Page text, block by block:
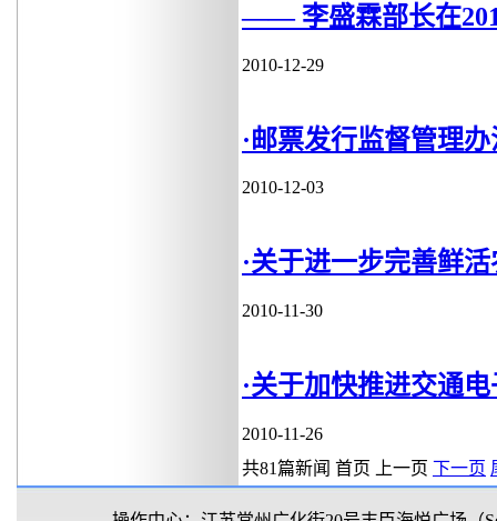
—— 李盛霖部长在
2010-12-29
·邮票发行监督管理
2010-12-03
·关于进一步完善鲜
2010-11-30
·关于加快推进交通
2010-11-26
共81篇新闻 首页 上一页 下一页